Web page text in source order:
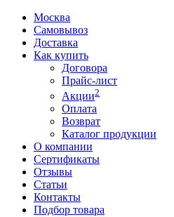
Москва
Самовывоз
Доставка
Как купить
Договора
Прайс-лист
Акции2
Оплата
Возврат
Каталог продукции
О компании
Сертификаты
Отзывы
Статьи
Контакты
Подбор товара